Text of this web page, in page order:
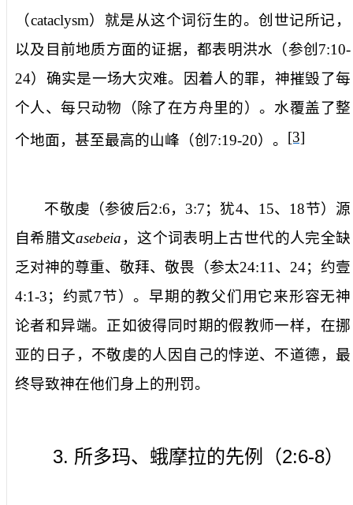
（cataclysm）就是从这个词衍生的。创世记所记，
以及目前地质方面的证据，都表明洪水（参创 7:10-
24）确实是一场大灾难。因着人的罪，神摧毁了每
个人、每只动物（除了在方舟里的）。水覆盖了整
个地面，甚至最高的山峰（创 7:19-20）。 [3]
不敬虔 （参彼后2:6， 3:7；犹4、 15、 18节）源
自希腊文asebeia ，这个词表明上古世代的人完全缺
乏对神的尊重、敬拜、敬畏（参太24:11、 24；约壹
4:1-3；约贰7节）。早期的教父们用它来形容无神
论者和异端。正如彼得同时期的假教师一样，在挪
亚的日子， 不敬虔的人因自己的悖逆、不道德，最
终导致神在他们身上的刑罚。
3. 所多玛、蛾摩拉的先例（2:6-8）